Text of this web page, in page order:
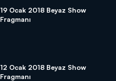
19 Ocak 2018 Beyaz Show
Fragmanı
12 Ocak 2018 Beyaz Show
Fragmanı